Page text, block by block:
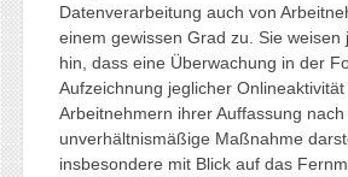
Datenverarbeitung auch von
einem gewissen Grad zu. Sie weisen
hin, dass eine Überwachung in der
Aufzeichnung jeglicher Onlineaktivität
Arbeitnehmern ihrer Auffassung nach
unverhältnismäßige Maßnahme
insbesondere mit Blick auf das